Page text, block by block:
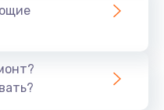
BIOS